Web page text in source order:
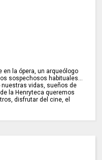
en la ópera, un arqueólogo
sospechosos habituales...
vidas, sueños de
la Henryteca queremos
disfrutar del cine, el